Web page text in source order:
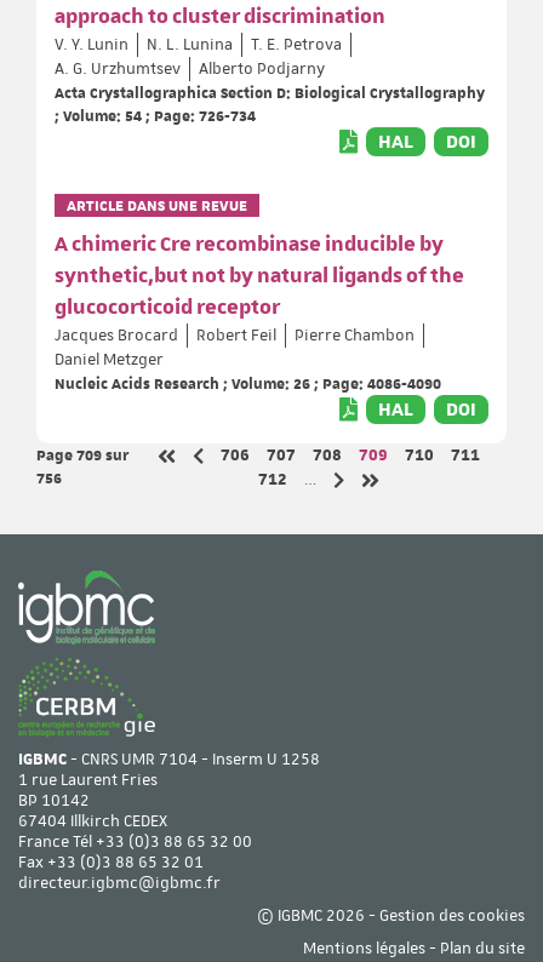
approach to cluster discrimination
V. Y. Lunin N. L. Lunina
T. E. Petrova
A. G. Urzhumtsev
Alberto Podjarny
Acta Crystallographica Section D: Biological Crystallography
; Volume: 54 ; Page: 726-734
HAL DOI
ARTICLE DANS UNE REVUE
A chimeric Cre recombinase inducible by
synthetic,but not by natural ligands of the
glucocorticoid receptor
Jacques Brocard Robert Feil
Pierre Chambon
Daniel Metzger
Nucleic Acids Research ; Volume: 26 ; Page: 4086-4090
HAL DOI
Page 709sur
756
Première page
Page précédente
Page
706 Page
707 Page
708 Page
709 Page
710 Page
711
Page
712
…
IGBMC- CNRS UMR 7104 - Inserm U 1258
1 rue Laurent Fries
BP 10142
67404 Illkirch CEDEX
France Tél +33 (0)3 88 65 32 00
Fax +33 (0)3 88 65 32 01
directeur.igbmc@igbmc.fr
© IGBMC 2026 - Gestion des cookies
Mentions légales- Plan du site